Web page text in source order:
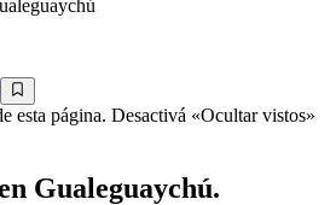
esta página. Desactivá «Ocultar vistos»
Gualeguaychú.